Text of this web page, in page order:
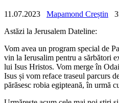
11.07.2023 Mapamond Creștin
Astăzi la Jerusalem Dateline:
Vom avea un program special de
vin la Ierusalim pentru a sărbători
lui Isus Hristos. Vom merge în
Isus și vom reface traseul parcurs
părăsesc robia egipteană, în urmă